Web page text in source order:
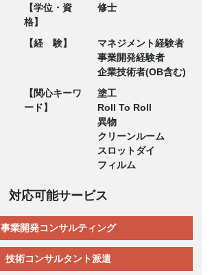
【学位・資
格】
修士
【経 験】
マネジメント経験者
事業開発経験者
企業技術者(OB含む)
【関心キーワ
ード】
塗工
Roll To Roll
異物
クリーンルーム
スロットダイ
フィルム
対応可能サービス
事業開発コンサルティング
技術コンサルタント派遣